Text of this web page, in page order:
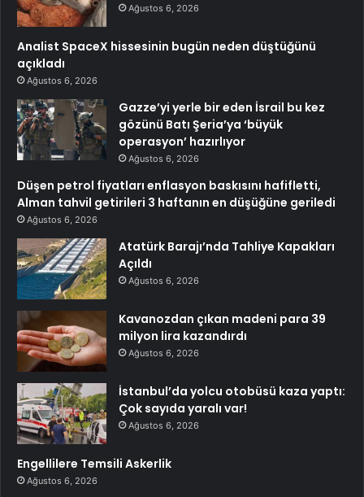
Ağustos 6, 2026
Analist SpaceX hissesinin bugün neden düştüğünü
açıkladı
Ağustos 6, 2026
Gazze’yi yerle bir eden İsrail bu kez
gözünü Batı Şeria’ya ‘büyük
operasyon’ hazırlıyor
Ağustos 6, 2026
Düşen petrol fiyatları enflasyon baskısını hafifletti,
Alman tahvil getirileri 3 haftanın en düşüğüne geriledi
Ağustos 6, 2026
Atatürk Barajı’nda Tahliye Kapakları
Açıldı
Ağustos 6, 2026
Kavanozdan çıkan madeni para 39
milyon lira kazandırdı
Ağustos 6, 2026
İstanbul’da yolcu otobüsü kaza yaptı:
Çok sayıda yaralı var!
Ağustos 6, 2026
Engellilere Temsili Askerlik
Ağustos 6, 2026